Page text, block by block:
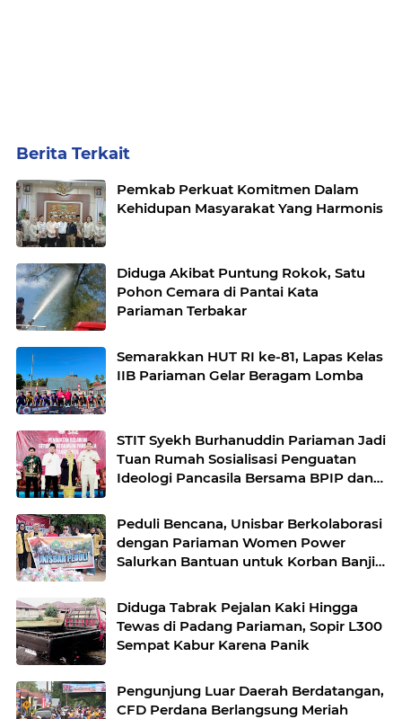
Berita Terkait
Pemkab Perkuat Komitmen Dalam
Kehidupan Masyarakat Yang Harmonis
Diduga Akibat Puntung Rokok, Satu
Pohon Cemara di Pantai Kata
Pariaman Terbakar
Semarakkan HUT RI ke-81, Lapas Kelas
IIB Pariaman Gelar Beragam Lomba
STIT Syekh Burhanuddin Pariaman Jadi
Tuan Rumah Sosialisasi Penguatan
Ideologi Pancasila Bersama BPIP dan
Peduli Bencana, Unisbar Berkolaborasi
dengan Pariaman Women Power
Salurkan Bantuan untuk Korban Banjir
Diduga Tabrak Pejalan Kaki Hingga
Tewas di Padang Pariaman, Sopir L300
Sempat Kabur Karena Panik
Pengunjung Luar Daerah Berdatangan,
CFD Perdana Berlangsung Meriah